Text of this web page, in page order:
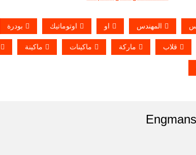
المهندس او اوتوماتيك بودرة
قلاب ماركة ماكينات ماكينة